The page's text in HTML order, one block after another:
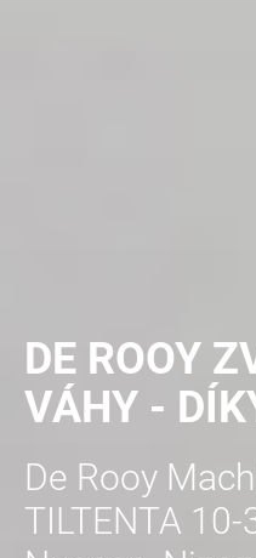
DE ROOY
VÁHY -
De Rooy
TILTENTA